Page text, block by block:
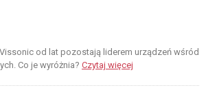
od lat pozostają liderem urządzeń wśród
Co je wyróżnia? Czytaj więcej